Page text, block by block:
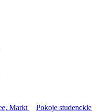
Markt
Pokoje